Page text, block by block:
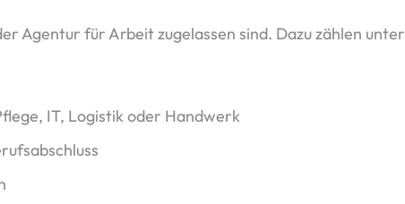
Agentur für Arbeit zugelassen sind. Dazu zählen unter
IT, Logistik oder Handwerk